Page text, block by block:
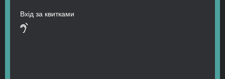
Вхід за квитками